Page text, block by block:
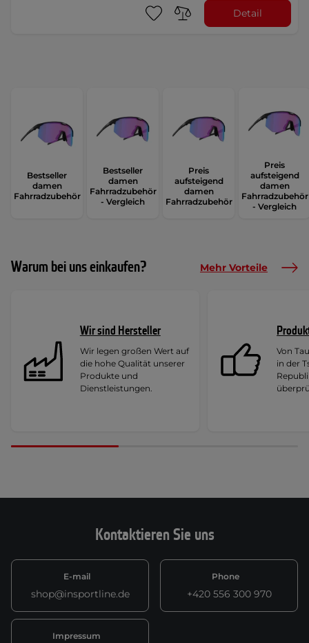
Detail
Bestseller
damen
Fahrradzubehör
Bestseller
damen
Fahrradzubehör
- Vergleich
Preis
aufsteigend
damen
Fahrradzubehör
Preis
aufsteigend
damen
Fahrradzubehör
- Vergleich
Warum bei uns einkaufen? Mehr Vorteile
Wir sind Hersteller
Wir legen großen Wert auf
die hohe Qualität unserer
Produkte und
Dienstleistungen.
Von
in der
Kontaktieren Sie uns
E-mail
shop@insportline.de
Phone
+420 556 300 970
Impressum